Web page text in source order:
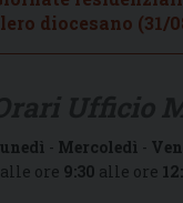
diocesano (31/
- Mercoledì -
ore 9:30 alle ore